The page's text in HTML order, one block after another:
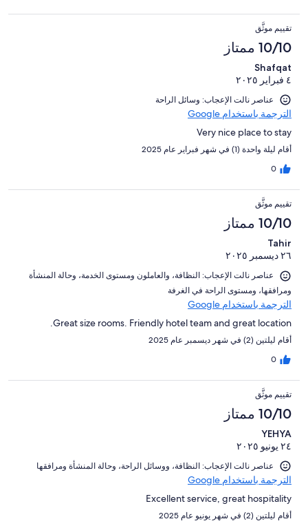
تقييم موثَّق
10/10 ممتاز
Shafqat
٤ فبراير ٢٠٢٥
عناصر نالت الإعجاب: وسائل الراحة
الترجمة باستخدام Google
Very nice place to stay
أقام ليلة واحدة (1) في شهر فبراير عام 2025
0
تقييم موثَّق
10/10 ممتاز
Tahir
٢٦ ديسمبر ٢٠٢٥
عناصر نالت الإعجاب: ⁦النظافة⁩، و⁦العاملون ومستوى الخدمة⁩، و⁦حالة المنشأة
ومرافقها⁩، و⁦مستوى الراحة في الغرفة⁩
الترجمة باستخدام Google
Great size rooms. Friendly hotel team and great location.
أقام ليلتين (2) في شهر ديسمبر عام 2025
0
تقييم موثَّق
10/10 ممتاز
YEHYA
٢٤ يونيو ٢٠٢٥
عناصر نالت الإعجاب: ⁦النظافة⁩، و⁦وسائل الراحة⁩، و⁦حالة المنشأة ومرافقها⁩
الترجمة باستخدام Google
Excellent service, great hospitality
أقام ليلتين (2) في شهر يونيو عام 2025